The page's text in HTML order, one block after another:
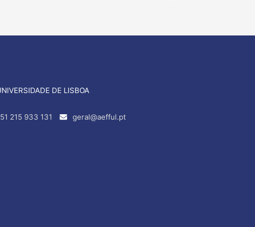
DE LISBOA
215 933 131 geral@aefful.pt